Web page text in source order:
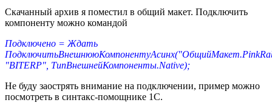
Скачанный архив я поместил в общий макет. Подключить
компоненту можно командой
Подключено = Ждать
"BITERP", ТипВнешнейКомпоненты.Native);
Не буду заострять внимание на подключении, пример можно
посмотреть в синтакс-помощнике 1С.